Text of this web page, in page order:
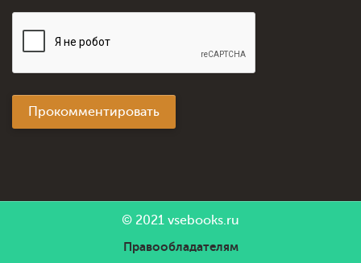
Прокомментировать
© 2021 vsebooks.ru
Правообладателям